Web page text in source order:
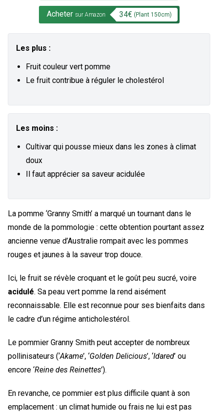
Acheter sur Amazon 34€ (Plant 150cm)
Les plus :
Fruit couleur vert pomme
Le fruit contribue à réguler le cholestérol
Les moins :
Cultivar qui pousse mieux dans les zones à climat
doux
Il faut apprécier sa saveur acidulée
La pomme ‘Granny Smith’ a marqué un tournant dans le
monde de la pommologie : cette obtention pourtant assez
ancienne venue d’Australie rompait avec les pommes
rouges et jaunes à la saveur trop douce.
Ici, le fruit se révèle croquant et le goût peu sucré, voire
acidulé. Sa peau vert pomme la rend aisément
reconnaissable. Elle est reconnue pour ses bienfaits dans
le cadre d’un régime anticholestérol.
Le pommier Granny Smith peut accepter de nombreux
pollinisateurs (‘Akame’, ‘Golden Delicious’, ‘Idared’ ou
encore ‘Reine des Reinettes’).
En revanche, ce pommier est plus difficile quant à son
emplacement : un climat humide ou frais ne lui est pas